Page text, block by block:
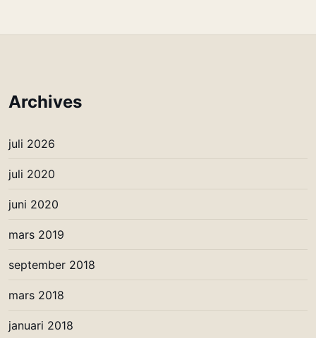
Archives
juli 2026
juli 2020
juni 2020
mars 2019
september 2018
mars 2018
januari 2018